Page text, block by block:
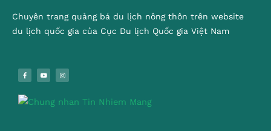
Chuyên trang quảng bá du lịch nông thôn trên website
du lịch quốc gia của Cục Du lịch Quốc gia Việt Nam